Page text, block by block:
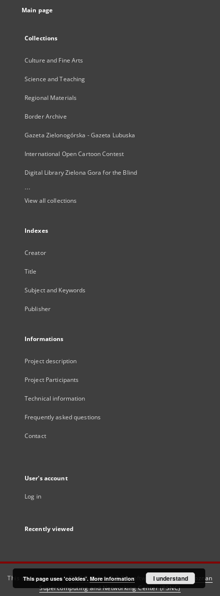
Main page
Collections
Culture and Fine Arts
Science and Teaching
Regional Materials
Border Archive
Gazeta Zielonogórska - Gazeta Lubuska
International Open Cartoon Contest
Digital Library Zielona Gora for the Blind
...
View all collections
Indexes
Creator
Title
Subject and Keywords
Publisher
Informations
Project description
Project Participants
Technical information
Frequently asked questions
Contact
User's account
Log in
Recently viewed
This service runs onDInGO dLibra 6.3.21software created by
Poznan
Supercomputing and Networking Center (PSNC)
This page uses 'cookies'. More information I understand